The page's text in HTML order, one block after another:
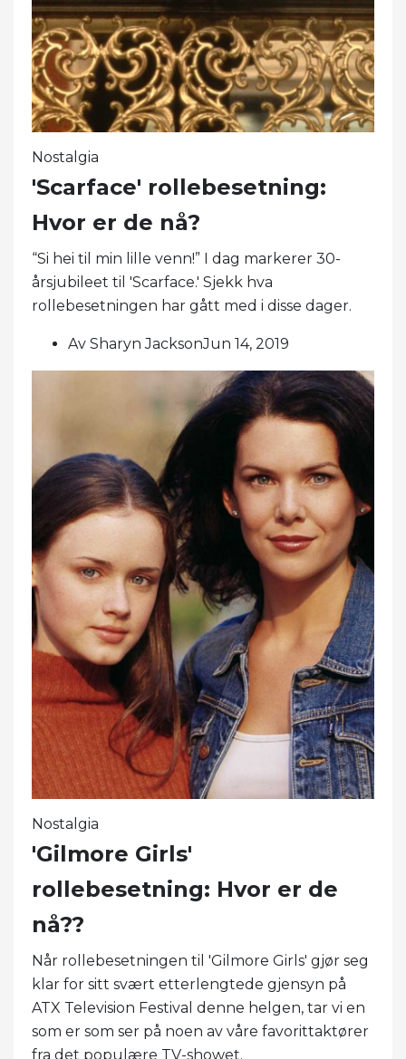
Nostalgia
'Scarface' rollebesetning:
Hvor er de nå?
“Si hei til min lille venn!” I dag markerer 30-
årsjubileet til 'Scarface.' Sjekk hva
rollebesetningen har gått med i disse dager.
Av Sharyn JacksonJun 14, 2019
Nostalgia
'Gilmore Girls'
rollebesetning: Hvor er de
nå??
Når rollebesetningen til 'Gilmore Girls' gjør seg
klar for sitt svært etterlengtede gjensyn på
ATX Television Festival denne helgen, tar vi en
som er som ser på noen av våre favorittaktører
fra det populære TV-showet.